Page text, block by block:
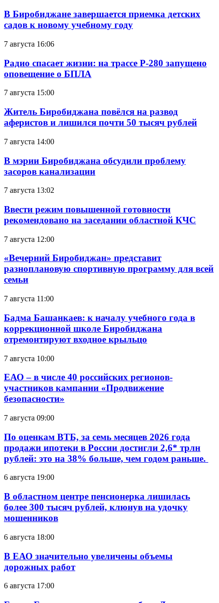
В Биробиджане завершается приемка детских
садов к новому учебному году
7 августа 16:06
Радио спасает жизни: на трассе Р-280 запущено
оповещение о БПЛА
7 августа 15:00
Житель Биробиджана повёлся на развод
аферистов и лишился почти 50 тысяч рублей
7 августа 14:00
В мэрии Биробиджана обсудили проблему
засоров канализации
7 августа 13:02
Ввести режим повышенной готовности
рекомендовано на заседании областной КЧС
7 августа 12:00
«Вечерний Биробиджан» представит
разноплановую спортивную программу для всей
семьи
7 августа 11:00
Бадма Башанкаев: к началу учебного года в
коррекционной школе Биробиджана
отремонтируют входное крыльцо
7 августа 10:00
ЕАО – в числе 40 российских регионов-
участников кампании «Продвижение
безопасности»
7 августа 09:00
По оценкам ВТБ, за семь месяцев 2026 года
продажи ипотеки в России достигли 2,6* трлн
рублей: это на 38% больше, чем годом раньше.
6 августа 19:00
В областном центре пенсионерка лишилась
более 300 тысяч рублей, клюнув на удочку
мошенников
6 августа 18:00
В ЕАО значительно увеличены объемы
дорожных работ
6 августа 17:00